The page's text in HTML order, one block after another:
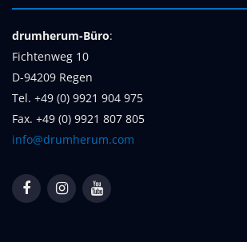
drumherum-Büro:
Fichtenweg 10
D-94209 Regen
Tel. +49 (0) 9921 904 975
Fax. +49 (0) 9921 807 805
info@drumherum.com